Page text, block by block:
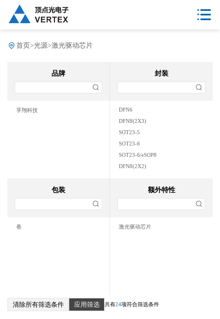
首页 >光源>激光驱动芯片
品牌
孚翔科技
封装
DFN6
DFN8(2X3)
SOT23-5
SOT23-6
SOT23-6/eSOP8
DFN8(2X2)
DFN10(3X3)
包装
卷
额外特性
激光驱动芯片
清除所有筛选条件 应用筛选 共有24项符合筛选条件